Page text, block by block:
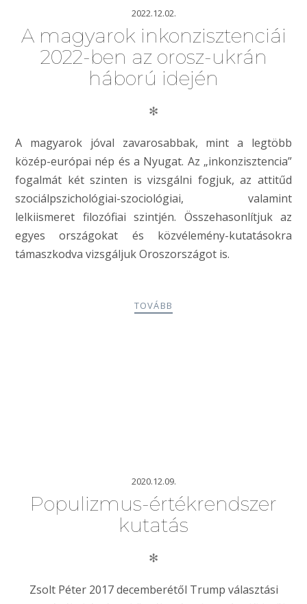
2022.12.02.
A magyarok inkonzisztenciái
2022-ben az orosz-ukrán
háború idején
✻
A magyarok jóval zavarosabbak, mint a legtöbb
közép-európai nép és a Nyugat. Az „inkonzisztencia”
fogalmát két szinten is vizsgálni fogjuk, az attitűd
szociálpszichológiai-szociológiai, valamint
lelkiismeret filozófiai szintjén. Összehasonlítjuk az
egyes országokat és közvélemény-kutatásokra
támaszkodva vizsgáljuk Oroszországot is.
TOVÁBB
2020.12.09.
Populizmus-értékrendszer
kutatás
✻
Zsolt Péter 2017 decemberétől Trump választási